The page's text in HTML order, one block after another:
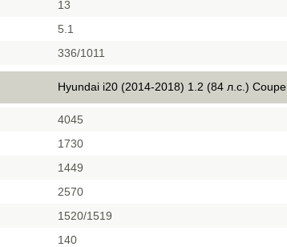
13
5.1
336/1011
Hyundai i20 (2014-2018) 1.2 (84 л.с.) Coupe
4045
1730
1449
2570
1520/1519
140